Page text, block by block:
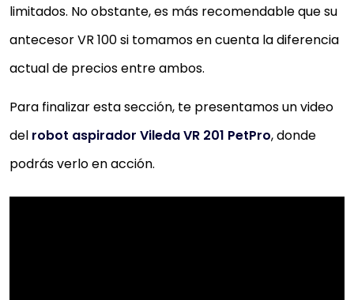
limitados. No obstante, es más recomendable que su
antecesor VR 100 si tomamos en cuenta la diferencia
actual de precios entre ambos.
Para finalizar esta sección, te presentamos un video
del robot aspirador Vileda VR 201 PetPro, donde
podrás verlo en acción.